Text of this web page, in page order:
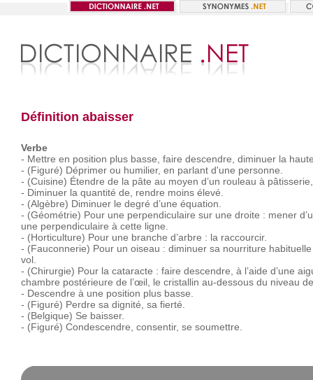
Définition abaisser
Verbe
- Mettre en position plus basse, faire descendre, diminuer la
- (Figuré) Déprimer ou humilier, en parlant d'une personne.
- (Cuisine) Étendre de la pâte au moyen d’un rouleau à pâtisserie,
- Diminuer la quantité de, rendre moins élevé.
- (Algèbre) Diminuer le degré d’une équation.
- (Géométrie) Pour une perpendiculaire sur une droite : mener
une perpendiculaire à cette ligne.
- (Horticulture) Pour une branche d’arbre : la raccourcir.
- (Fauconnerie) Pour un oiseau : diminuer sa nourriture habituelle
vol.
- (Chirurgie) Pour la cataracte : faire descendre, à l’aide d’une
chambre postérieure de l’œil, le cristallin au-dessous du niveau de
- Descendre à une position plus basse.
- (Figuré) Perdre sa dignité, sa fierté.
- (Belgique) Se baisser.
- (Figuré) Condescendre, consentir, se soumettre.